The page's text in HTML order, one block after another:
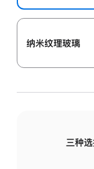
纳米纹理玻璃
三种选